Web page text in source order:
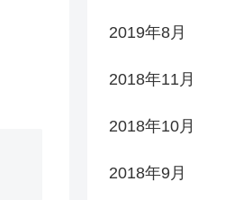
2019年8月
2018年11月
2018年10月
2018年9月